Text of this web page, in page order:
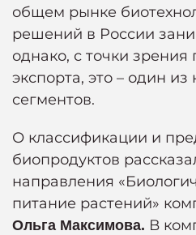
общем рынке
решений в России
однако, с точки зрения
экспорта, это – один
сегментов.
О классификации и
биопродуктов
направления
питание растений»
Ольга Максимова. В